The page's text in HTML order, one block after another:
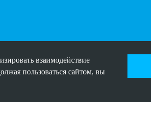
взаимодействие
пользоваться сайтом, вы